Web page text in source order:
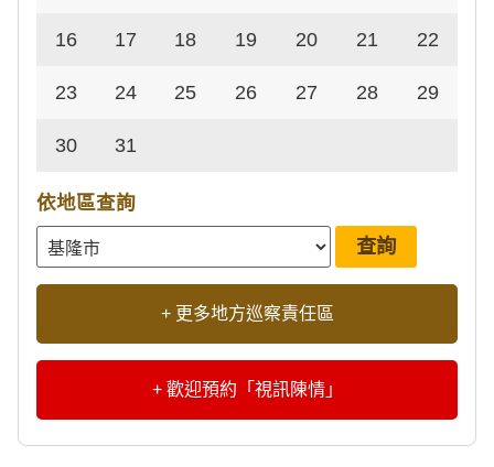
16 17 18 19 20 21 22
23 24 25 26 27 28 29
30 31
依地區查詢
+ 更多地方巡察責任區
+ 歡迎預約「視訊陳情」